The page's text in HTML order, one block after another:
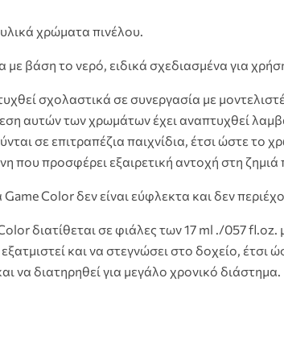
χρώματα πινέλου.
βάση το νερό, ειδικά σχεδιασμένα για
σχολαστικά σε συνεργασία με
αυτών των χρωμάτων έχει αναπτυχθεί
σε επιτραπέζια παιχνίδια, έτσι ώστε το
που προσφέρει εξαιρετική αντοχή στη
Color δεν είναι εύφλεκτα και δεν
διατίθεται σε φιάλες των 17 ml ./057
και να στεγνώσει στο δοχείο, έτσι
να διατηρηθεί για μεγάλο χρονικό διάστημα.